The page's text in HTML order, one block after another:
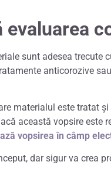
sunt adesea
anticorozive
materialul este tratat
această vopsire
vopsirea în câmp
dar sigur va crea